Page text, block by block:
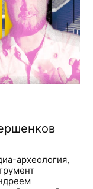
археология,